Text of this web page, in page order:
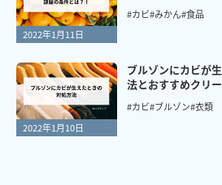
2022年1月11日
#カビ#みかん#食品
2022年1月10日
ブルゾンにカビが
法とおすすめクリ
#カビ#ブルゾン#衣類